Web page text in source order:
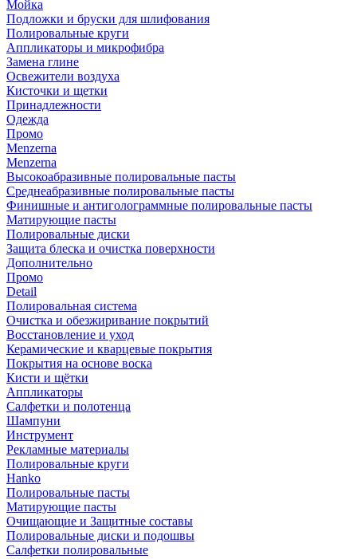
Мойка
Подложки и бруски для шлифования
Полировальные круги
Аппликаторы и микрофибра
Замена глине
Освежители воздуха
Кисточки и щетки
Принадлежности
Одежда
Промо
Menzerna
Menzerna
Высокоабразивные полировальные пасты
Среднеабразивные полировальные пасты
Финишные и антиголограммные полировальные пасты
Матирующие пасты
Полировальные диски
Защита блеска и очистка поверхности
Дополнительно
Промо
Detail
Полировальная система
Очистка и обезжиривание покрытий
Восстановление и уход
Керамические и кварцевые покрытия
Покрытия на основе воска
Кисти и щётки
Аппликаторы
Салфетки и полотенца
Шампуни
Инструмент
Рекламные материалы
Полировальные круги
Hanko
Полировальные пасты
Матирующие пасты
Очищающие и Защитные составы
Полировальные диски и подошвы
Салфетки полировальные